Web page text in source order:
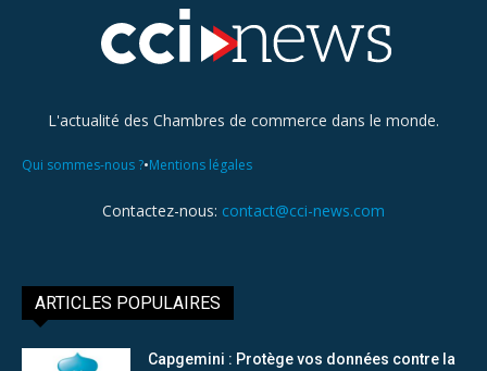
L'actualité des Chambres de commerce dans le monde.
Qui sommes-nous ?•Mentions légales
Contactez-nous: contact@cci-news.com
ARTICLES POPULAIRES
Capgemini : Protège vos données contre la